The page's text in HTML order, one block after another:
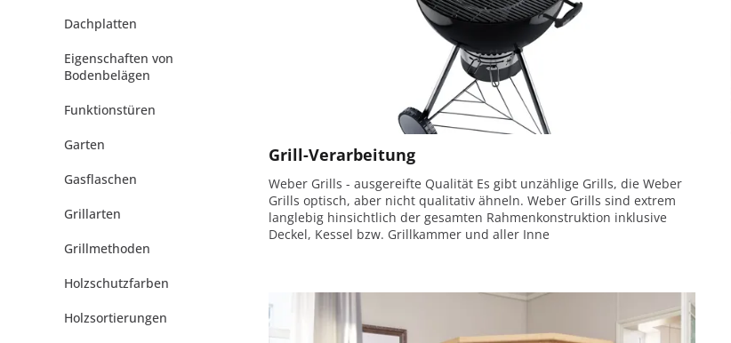
Dachplatten
Eigenschaften von
Bodenbelägen
Funktionstüren
Garten
Gasflaschen
Grillarten
Grillmethoden
Holzschutzfarben
Holzsortierungen
Grill-Verarbeitung
Weber Grills - ausgereifte Qualität Es gibt unzählige Grills, die Weber
Grills optisch, aber nicht qualitativ ähneln. Weber Grills sind extrem
langlebig hinsichtlich der gesamten Rahmenkonstruktion inklusive
Deckel, Kessel bzw. Grillkammer und aller Inne